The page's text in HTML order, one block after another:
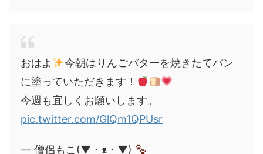
おはよ
今朝はりんごバターを焼きたてパン
に塗っていただきます！
今週も宜しくお願いします。
pic.twitter.com/GlQm1QPUsr
— 僧侶もこ(▼・ᴥ・▼)